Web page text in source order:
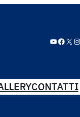
YouTube Facebook X Instagram
CONTATTI